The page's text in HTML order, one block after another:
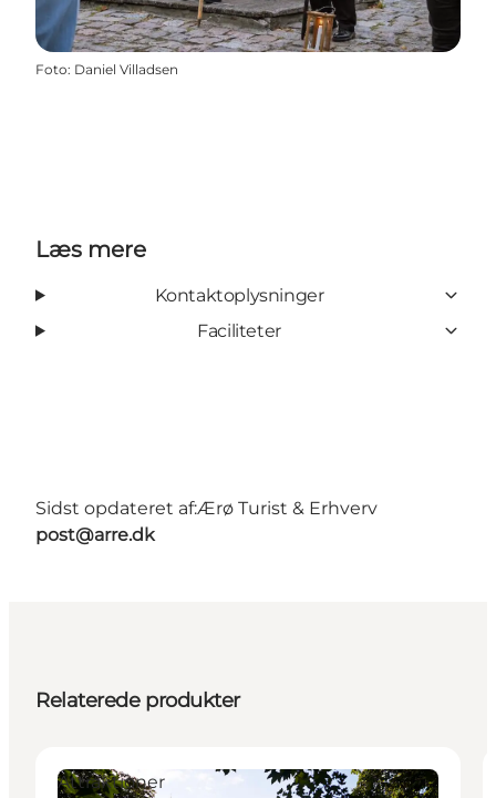
Foto: Daniel Villadsen
Læs mere
Kontaktoplysninger
Faciliteter
Sidst opdateret af:Ærø Turist & Erhverv
post@arre.dk
Relaterede produkter
Attraktioner